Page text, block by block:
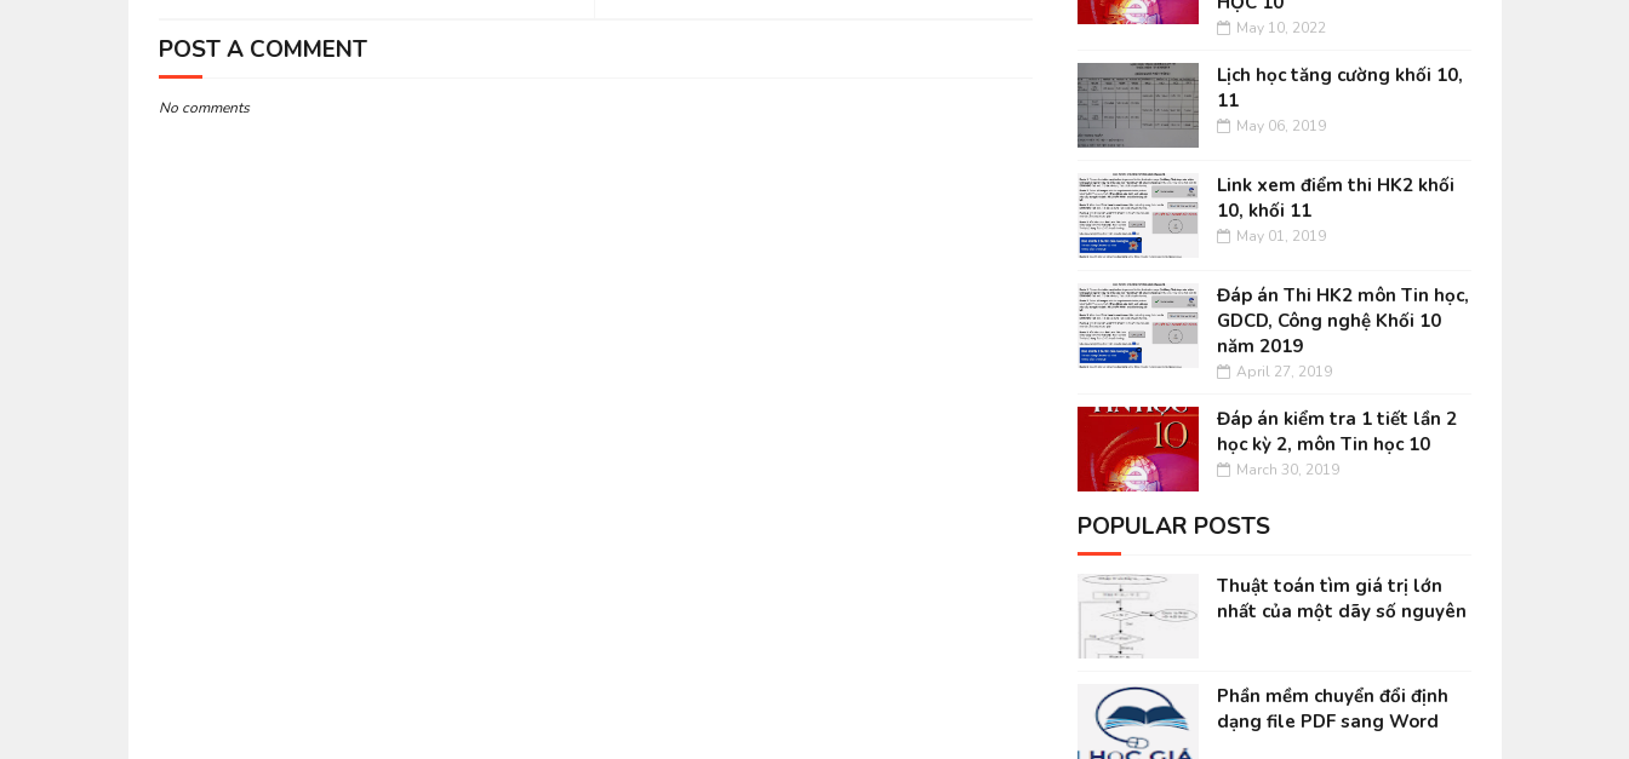
POST A COMMENT
No comments
May 10, 2022
Lịch học tăng cường khối 10,
11
May 06, 2019
Link xem điểm thi HK2 khối
10, khối 11
May 01, 2019
Đáp án Thi HK2 môn Tin học,
GDCD, Công nghệ Khối 10
năm 2019
April 27, 2019
Đáp án kiểm tra 1 tiết lần 2
học kỳ 2, môn Tin học 10
March 30, 2019
POPULAR POSTS
Thuật toán tìm giá trị lớn
nhất của một dãy số nguyên
Phần mềm chuyển đổi định
dạng file PDF sang Word